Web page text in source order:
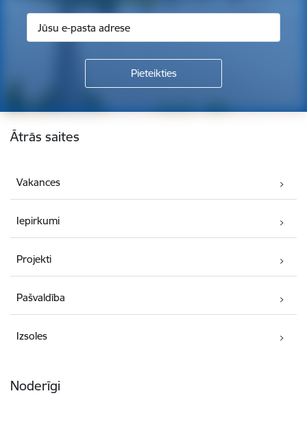
Kājene
Ātrās saites
Vakances
Iepirkumi
Projekti
Pašvaldība
Izsoles
Noderīgi